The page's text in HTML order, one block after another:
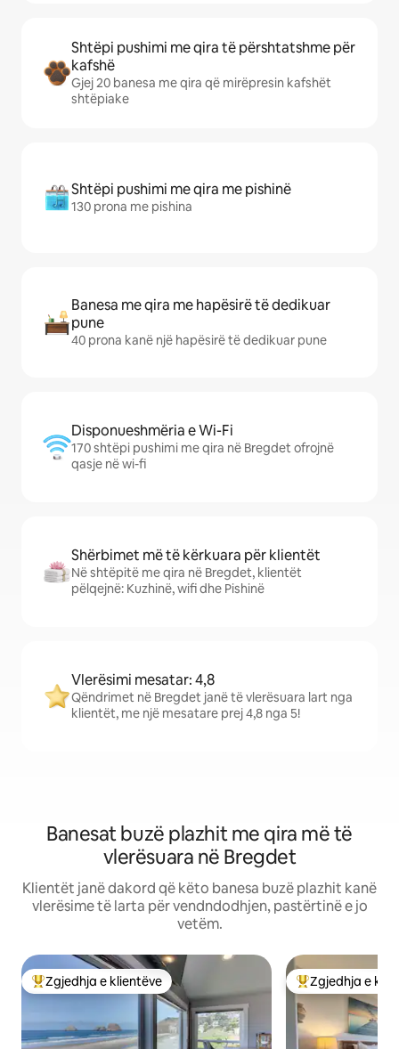
Shtëpi pushimi me qira të përshtatshme për
kafshë
Gjej 20 banesa me qira që mirëpresin kafshët
shtëpiake
Shtëpi pushimi me qira me pishinë
130 prona me pishina
Banesa me qira me hapësirë të dedikuar
pune
40 prona kanë një hapësirë të dedikuar pune
Disponueshmëria e Wi-Fi
170 shtëpi pushimi me qira në Bregdet ofrojnë
qasje në wi-fi
Shërbimet më të kërkuara për klientët
Në shtëpitë me qira në Bregdet, klientët
pëlqejnë: Kuzhinë, wifi dhe Pishinë
Vlerësimi mesatar: 4,8
Qëndrimet në Bregdet janë të vlerësuara lart nga
klientët, me një mesatare prej 4,8 nga 5!
Banesat buzë plazhit me qira më të
vlerësuara në Bregdet
Klientët janë dakord që këto banesa buzë plazhit kanë
vlerësime të larta për vendndodhjen, pastërtinë e jo
vetëm.
Më të mirat e zgjedhjeve të klientëve
Zgjedhja e klientëve Më të mirat e
Zgjedhja e